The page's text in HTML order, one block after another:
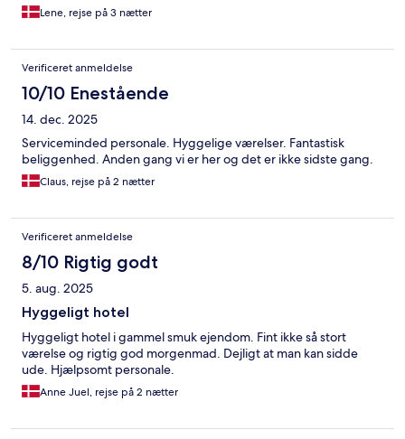
Lene, rejse på 3 nætter
Verificeret anmeldelse
10/10 Enestående
14. dec. 2025
Serviceminded personale. Hyggelige værelser. Fantastisk
beliggenhed. Anden gang vi er her og det er ikke sidste gang.
Claus, rejse på 2 nætter
Verificeret anmeldelse
8/10 Rigtig godt
5. aug. 2025
Hyggeligt hotel
Hyggeligt hotel i gammel smuk ejendom. Fint ikke så stort
værelse og rigtig god morgenmad. Dejligt at man kan sidde
ude. Hjælpsomt personale.
Anne Juel, rejse på 2 nætter